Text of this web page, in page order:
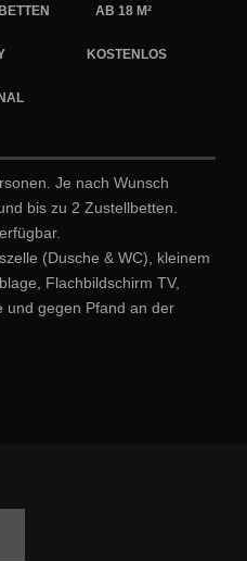
AB 18 M²
KOSTENLOS
Je nach Wunsch
bis zu 2 Zustellbetten.
(Dusche & WC), kleinem
Flachbildschirm TV,
und gegen Pfand an der